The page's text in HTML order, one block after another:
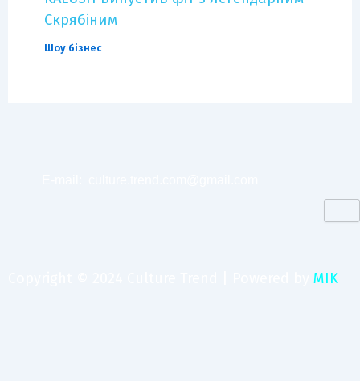
Скрябіним
Шоу бізнес
MIK